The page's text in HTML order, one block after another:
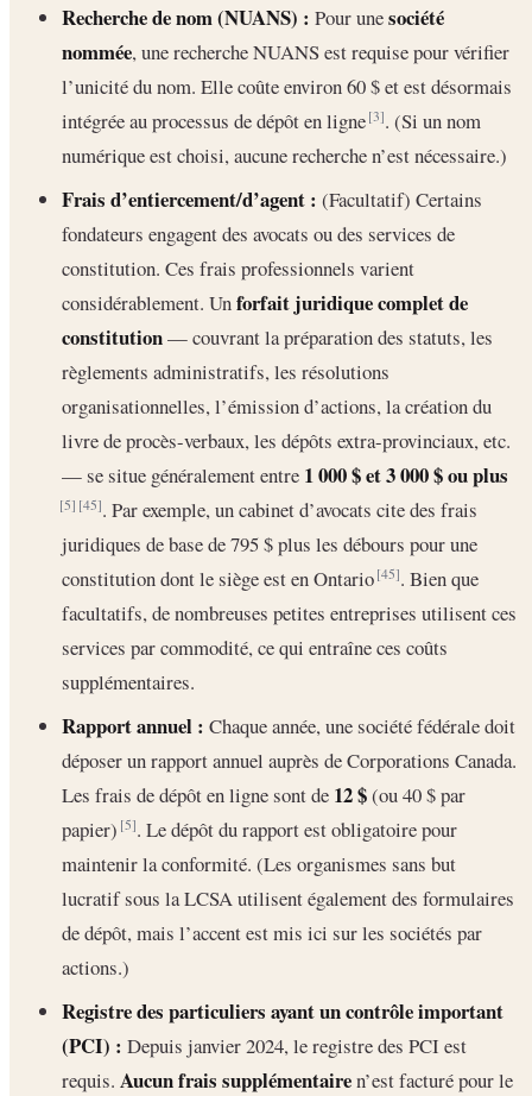
Recherche de nom (NUANS) : Pour unesociété
nommée, une recherche NUANS est requise pour vérifier
l’unicité du nom. Elle coûte environ 60 $ et est désormais
intégrée au processus de dépôt en ligne[3]. (Si un nom
numérique est choisi, aucune recherche n’est nécessaire.)
Frais d’entiercement/d’agent : (Facultatif) Certains
fondateurs engagent des avocats ou des services de
constitution. Ces frais professionnels varient
considérablement. Unforfait juridique complet de
constitution— couvrant la préparation des statuts, les
règlements administratifs, les résolutions
organisationnelles, l’émission d’actions, la création du
livre de procès-verbaux, les dépôts extra-provinciaux, etc.
— se situe généralement entre 1 000 $ et 3 000 $ ou plus
[5] [45]. Par exemple, un cabinet d’avocats cite des frais
juridiques de base de 795 $ plus les débours pour une
constitution dont le siège est en Ontario[45]. Bien que
facultatifs, de nombreuses petites entreprises utilisent ces
services par commodité, ce qui entraîne ces coûts
supplémentaires.
Rapport annuel : Chaque année, une société fédérale doit
déposer un rapport annuel auprès de Corporations Canada.
Les frais de dépôt en ligne sont de 12 $(ou 40 $ par
papier)[5]. Le dépôt du rapport est obligatoire pour
maintenir la conformité. (Les organismes sans but
lucratif sous la LCSA utilisent également des formulaires
de dépôt, mais l’accent est mis ici sur les sociétés par
actions.)
Registre des particuliers ayant un contrôle important
(PCI) : Depuis janvier 2024, le registre des PCI est
requis. Aucun frais supplémentairen’est facturé pour le